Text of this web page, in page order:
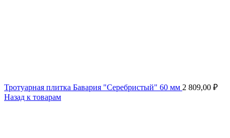
Тротуарная плитка Бавария "Серебристый" 60 мм 2 809,00 ₽
Назад к товарам